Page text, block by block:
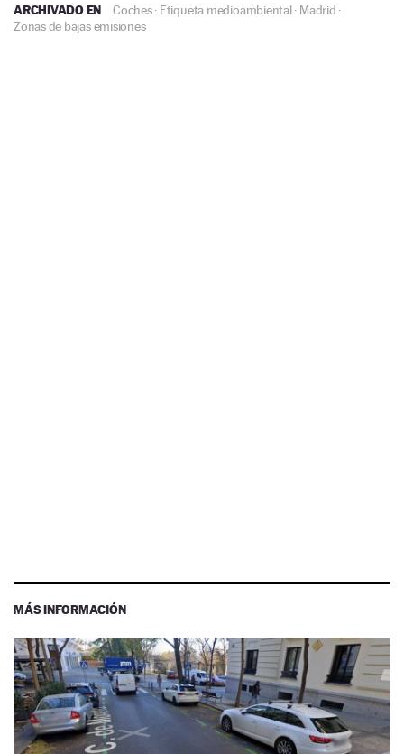
ARCHIVADO EN Coches· Etiqueta medioambiental· Madrid ·
Zonas de bajas emisiones
MÁS INFORMACIÓN